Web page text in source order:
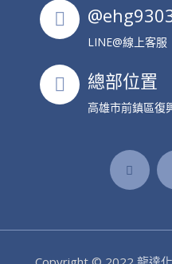
LINE@線上客服
總部位置
高雄市前鎮區復